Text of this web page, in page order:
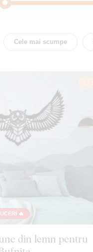
Cele mai scumpe
🔥
din lemn pentru